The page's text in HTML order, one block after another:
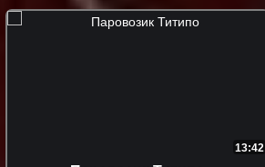
13:42